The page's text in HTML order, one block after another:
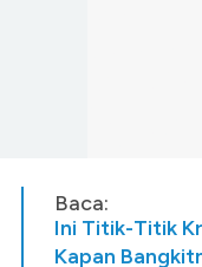
Baca:
Ini Titik-Titik
Kapan